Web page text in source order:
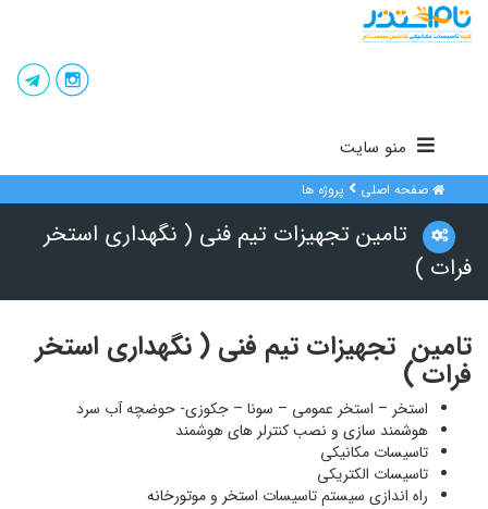
منو سایت
صفحه اصلی پروژه ها
تامین تجهیزات تیم فنی ( نگهداری استخر
فرات )
تامین تجهیزات تیم فنی ( نگهداری استخر
فرات )
استخر – استخر عمومی – سونا – جکوزی- حوضچه آب سرد
هوشمند سازی و نصب کنترلر های هوشمند
تاسیسات مکانیکی
تاسیسات الکتریکی
راه اندازی سیستم تاسیسات استخر و موتورخانه